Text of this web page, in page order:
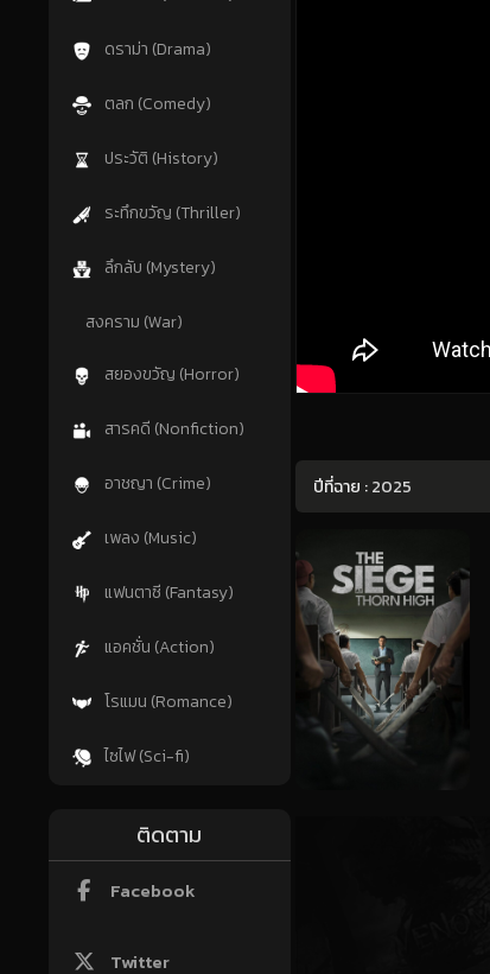
ดราม่า (Drama)
ตลก (Comedy)
ประวัติ (History)
ระทึกขวัญ (Thriller)
ลึกลับ (Mystery)
สงคราม (War)
สยองขวัญ (Horror)
สารคดี (Nonfiction)
อาชญา (Crime)
เพลง (Music)
แฟนตาซี (Fantasy)
แอคชั่น (Action)
โรแมน (Romance)
ไซไฟ (Sci-fi)
ติดตาม
Facebook
Twitter
ปีที่ฉาย :2025